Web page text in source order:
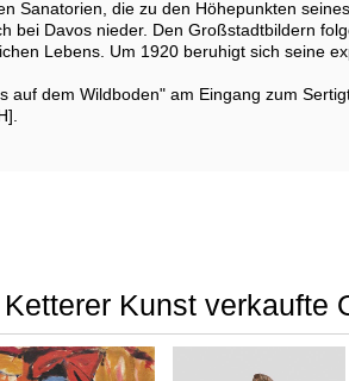
Sanatorien, die zu den Höhepunkten
bei Davos nieder. Den Großstadtbildern
Lebens. Um 1920 beruhigt sich seine
auf dem Wildboden" am Eingang zum
Kunst verkaufte